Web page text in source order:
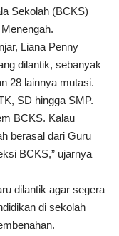
Sekolah (BCKS)
Liana Penny
dilantik, sebanyak
28 lainnya mutasi.
SD hingga SMP.
BCKS. Kalau
berasal dari Guru
BCKS,” ujarnya
dilantik agar segera
di sekolah